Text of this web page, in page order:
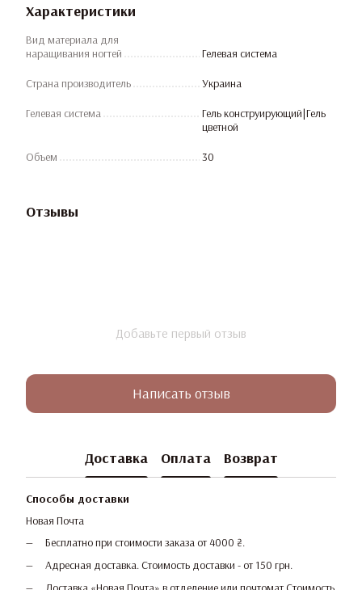
Характеристики
Вид материала для
наращивания ногтей
Гелевая система
Страна производитель Украина
Гелевая система
Гель конструирующий|Гель
цветной
Объем 30
Отзывы
Добавьте первый отзыв
Написать отзыв
Доставка Оплата Возврат
Способы доставки
Новая Почта
Бесплатно при стоимости заказа от 4000 ₴.
Адресная доставка. Стоимость доставки - от 150 грн.